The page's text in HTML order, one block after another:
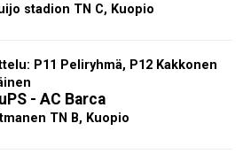
stadion TN C, Kuopio
P11 Peliryhmä, P12 Kakkonen
- AC Barca
TN B, Kuopio